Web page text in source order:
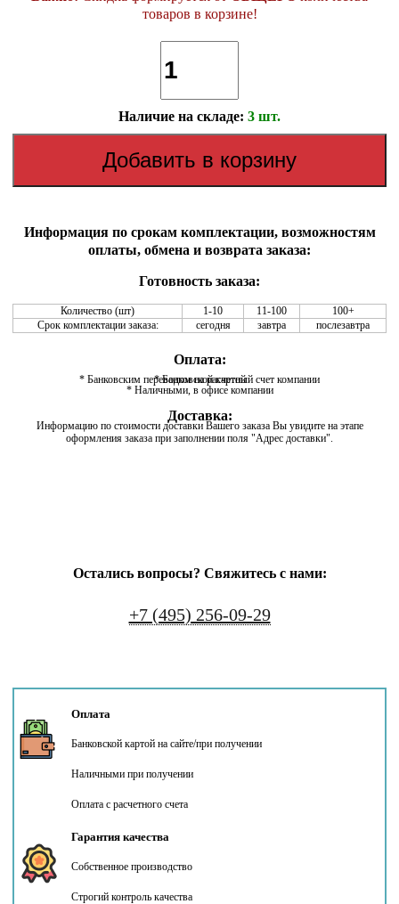
товаров в корзине!
Наличие на складе: 3 шт.
Информация по срокам комплектации, возможностям
оплаты, обмена и возврата заказа:
Готовность заказа:
Количество (шт) 1-10 11-100
100+
Срок комплектации заказа:
сегодня завтра послезавтра
Оплата:
* Банковским переводом на расчетный счет компании
* Банковской картой
* Наличными, в офисе компании
Доставка:
Информацию по стоимости доставки Вашего заказа Вы увидите на этапе
оформления заказа при заполнении поля "Адрес доставки".
Остались вопросы? Свяжитесь с нами:
+7 (495) 256-09-29
Оплата
Банковской картой на сайте/при получении
Наличными при получении
Оплата с расчетного счета
Гарантия качества
Собственное производство
Строгий контроль качества